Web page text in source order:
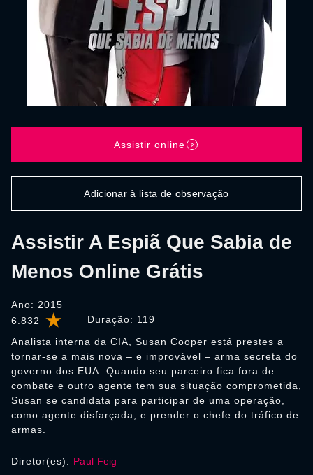
6.832 Duração: 119
Assistir A Espiã Que Sabia de
Menos Online Grátis
Ano: 2015
Analista interna da CIA, Susan Cooper está prestes a
tornar-se a mais nova – e improvável – arma secreta do
governo dos EUA. Quando seu parceiro fica fora de
combate e outro agente tem sua situação comprometida,
Susan se candidata para participar de uma operação,
como agente disfarçada, e prender o chefe do tráfico de
armas.
Assistir online
Adicionar à lista de observação
Diretor(es): Paul Feig